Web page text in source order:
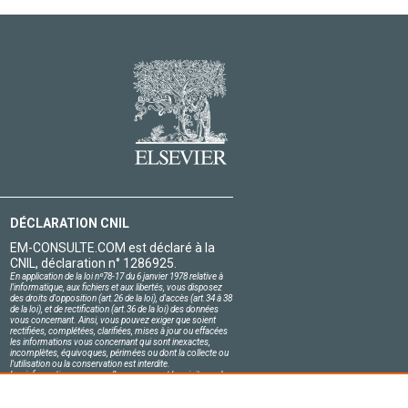
DÉCLARATION CNIL
EM-CONSULTE.COM est déclaré à la
CNIL, déclaration n° 1286925.
En application de la loi nº78-17 du 6 janvier 1978 relative à
l'informatique, aux fichiers et aux libertés, vous disposez
des droits d'opposition (art.26 de la loi), d'accès (art.34 à 38
de la loi), et de rectification (art.36 de la loi) des données
vous concernant. Ainsi, vous pouvez exiger que soient
rectifiées, complétées, clarifiées, mises à jour ou effacées
les informations vous concernant qui sont inexactes,
incomplètes, équivoques, périmées ou dont la collecte ou
l'utilisation ou la conservation est interdite.
Les informations personnelles concernant les visiteurs de